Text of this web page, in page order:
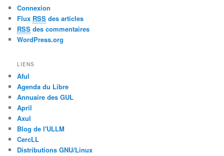
Connexion
Flux RSS des articles
RSS des commentaires
WordPress.org
LIENS
Aful
Agenda du Libre
Annuaire des GUL
April
Axul
Blog de l'ULLM
CercLL
Distributions GNU/Linux